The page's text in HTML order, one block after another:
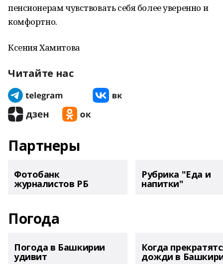
пенсионерам чувствовать себя более уверенно и
комфортно.
Ксения Хамитова
Читайте нас
Партнеры
Фотобанк
журналистов РБ
Рубрика "Еда и
напитки"
Погода
Погода в Башкирии
удивит
Когда
дожди в